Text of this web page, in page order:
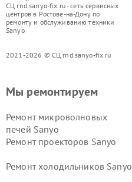
СЦ rnd.sanyo-fix.ru - сеть сервисных
центров в Ростове-на-Дону по
ремонту и обслуживанию техники
Sanyo
2021-2026 © СЦ rnd.sanyo-fix.ru
Мы ремонтируем
Ремонт микроволновых
печей Sanyo
Ремонт проекторов Sanyo
Ремонт холодильников Sanyo